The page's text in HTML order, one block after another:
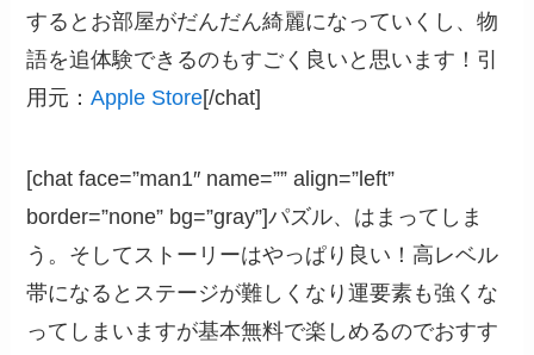
するとお部屋がだんだん綺麗になっていくし、物
語を追体験できるのもすごく良いと思います！引
用元：Apple Store[/chat]
[chat face=”man1″ name=”” align=”left”
border=”none” bg=”gray”]パズル、はまってしま
う。そしてストーリーはやっぱり良い！高レベル
帯になるとステージが難しくなり運要素も強くな
ってしまいますが基本無料で楽しめるのでおすす